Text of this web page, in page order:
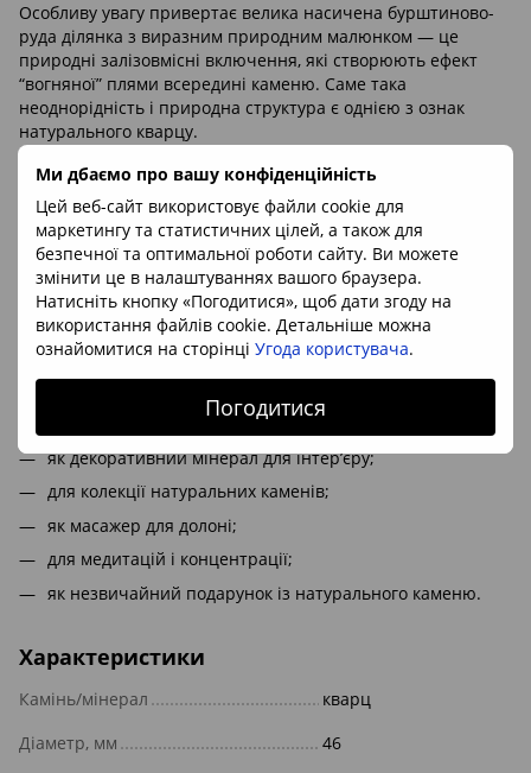
Ми дбаємо про вашу конфіденційність
Цей веб-сайт використовує файли cookie для
маркетингу та статистичних цілей, а також для
безпечної та оптимальної роботи сайту. Ви можете
змінити це в налаштуваннях вашого браузера.
Натисніть кнопку «Погодитися», щоб дати згоду на
використання файлів cookie. Детальніше можна
ознайомитися на сторінці Угода користувача.
Погодитися
Особливу увагу привертає велика насичена бурштиново-
руда ділянка з виразним природним малюнком — це
природні залізовмісні включення, які створюють ефект
“вогняної” плями всередині каменю. Саме така
неоднорідність і природна структура є однією з ознак
натурального кварцу.
Поверхня кулі добре полірована та має глибокий скляний
блиск. Завдяки прозорості й внутрішнім текстурам куля
красиво взаємодіє зі світлом. У комплекті є прозора
підставка, на якій куля може стояти самостійно.
Ви отримаєте саме ту кулю, яку бачите на фото.
Кварц — один із найпоширеніших мінералів на Землі, який
цінується за міцність, прозорість і різноманіття природних
відтінків. Мадагаскарські кварци відомі красивою
Кулю можна використовувати:
як декоративний мінерал для інтер’єру;
для колекції натуральних каменів;
як масажер для долоні;
для медитацій і концентрації;
як незвичайний подарунок із натурального каменю.
Характеристики
Камінь/мінерал
кварц
Діаметр, мм
46